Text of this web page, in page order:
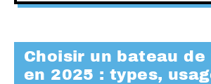
Choisir un bateau de
en 2025 : types,